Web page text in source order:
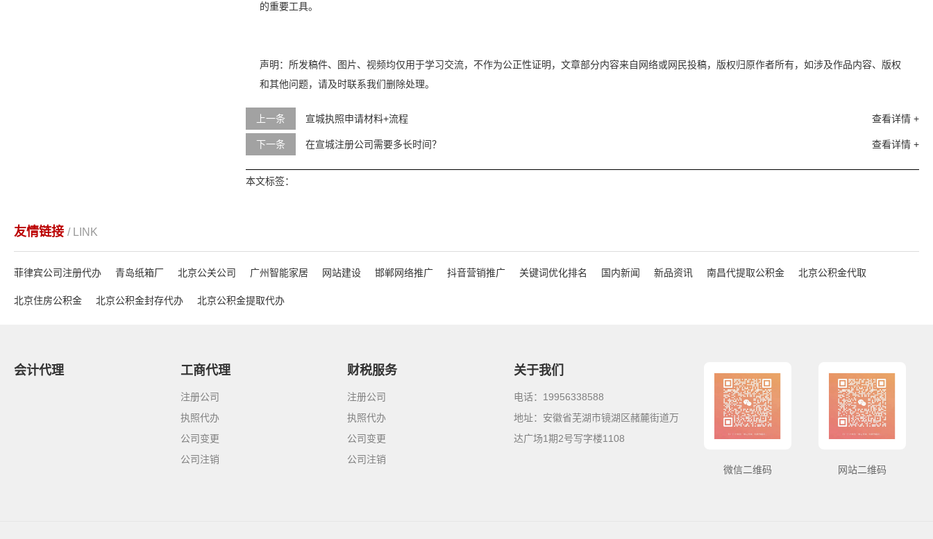
的重要工具。
声明：所发稿件、图片、视频均仅用于学习交流，不作为公正性证明，文章部分内容来自网络或网民投稿，版权归原作者所有，如涉及作品内容、版权
和其他问题，请及时联系我们删除处理。
上一条 查看详情 +
宣城执照申请材料+流程
下一条 查看详情 +
在宣城注册公司需要多长时间？
本文标签：
友情链接 / LINK
菲律宾公司注册代办 青岛纸箱厂 北京公关公司 广州智能家居 网站建设 邯郸网络推广 抖音营销推广 关键词优化排名 国内新闻 新品资讯 南昌代提取公积金 北京公积金代取
北京住房公积金 北京公积金封存代办 北京公积金提取代办
会计代理 工商代理
注册公司
执照代办
公司变更
公司注销
财税服务
注册公司
执照代办
公司变更
公司注销
关于我们
电话：19956338588
地址：安徽省芜湖市镜湖区赭麓街道万
达广场1期2号写字楼1108
微信二维码 网站二维码